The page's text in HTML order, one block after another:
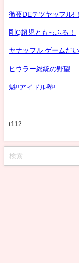
徹夜DEテツヤッフル!
剛Q超児ともっふる！
ヤナッフル ゲームだ
ヒウラー総統の野望
魁!!アイドル塾!
t112